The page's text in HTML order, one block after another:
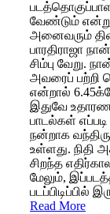
வேண்டும்
அனைவரும்
பாரதிராஜா
சிம்பு வேறு.
அவரைப் பற்றி
என்றால்
இதுவே
பாடல்கள்
நன்றாக
உள்ளது. நிதி
சிறந்த
மேலும்,
படப்பிடிப்பில்
Read More